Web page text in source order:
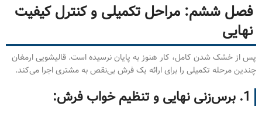
فصل ششم: مراحل تکمیلی و کنترل کیفیت
نهایی
پس از خشک شدن کامل، کار هنوز به پایان نرسیده است. قالیشویی ارمغان
چندین مرحله تکمیلی را برای ارائه یک فرش بی‌نقص به مشتری اجرا می‌کند.
1. برس‌زنی نهایی و تنظیم خواب فرش: